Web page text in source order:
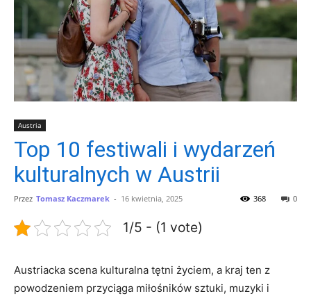
Austria
Top 10 festiwali i wydarzeń
kulturalnych w Austrii
Przez Tomasz Kaczmarek - 16 kwietnia, 2025 0
368
1/5 - (1 vote)
Austriacka ‌scena kulturalna tętni⁤ życiem, a kraj ten z
powodzeniem przyciąga miłośników ‌sztuki,⁤ muzyki i